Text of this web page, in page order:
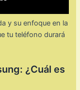
y su enfoque en la
tu teléfono durará
¿Cuál es